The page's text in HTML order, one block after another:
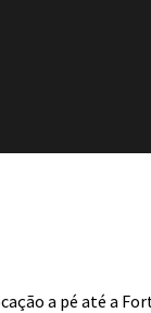
a pé até a